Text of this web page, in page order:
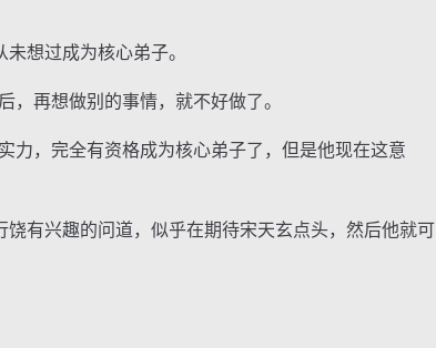
想过成为核心弟子。
再想做别的事情，就不好做了。
，完全有资格成为核心弟子了，但是他现在这意
有兴趣的问道，似乎在期待宋天玄点头，然后他就可